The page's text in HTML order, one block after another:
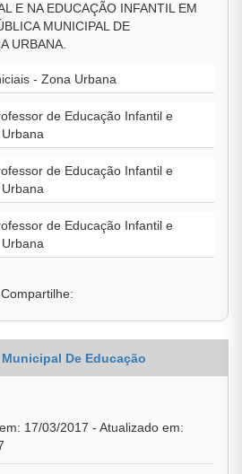
E NA EDUCAÇÃO INFANTIL EM
MUNICIPAL DE
URBANA.
- Zona Urbana
de Educação Infantil e
de Educação Infantil e
de Educação Infantil e
Compartilhe:
De Educação
17/03/2017 - Atualizado em: